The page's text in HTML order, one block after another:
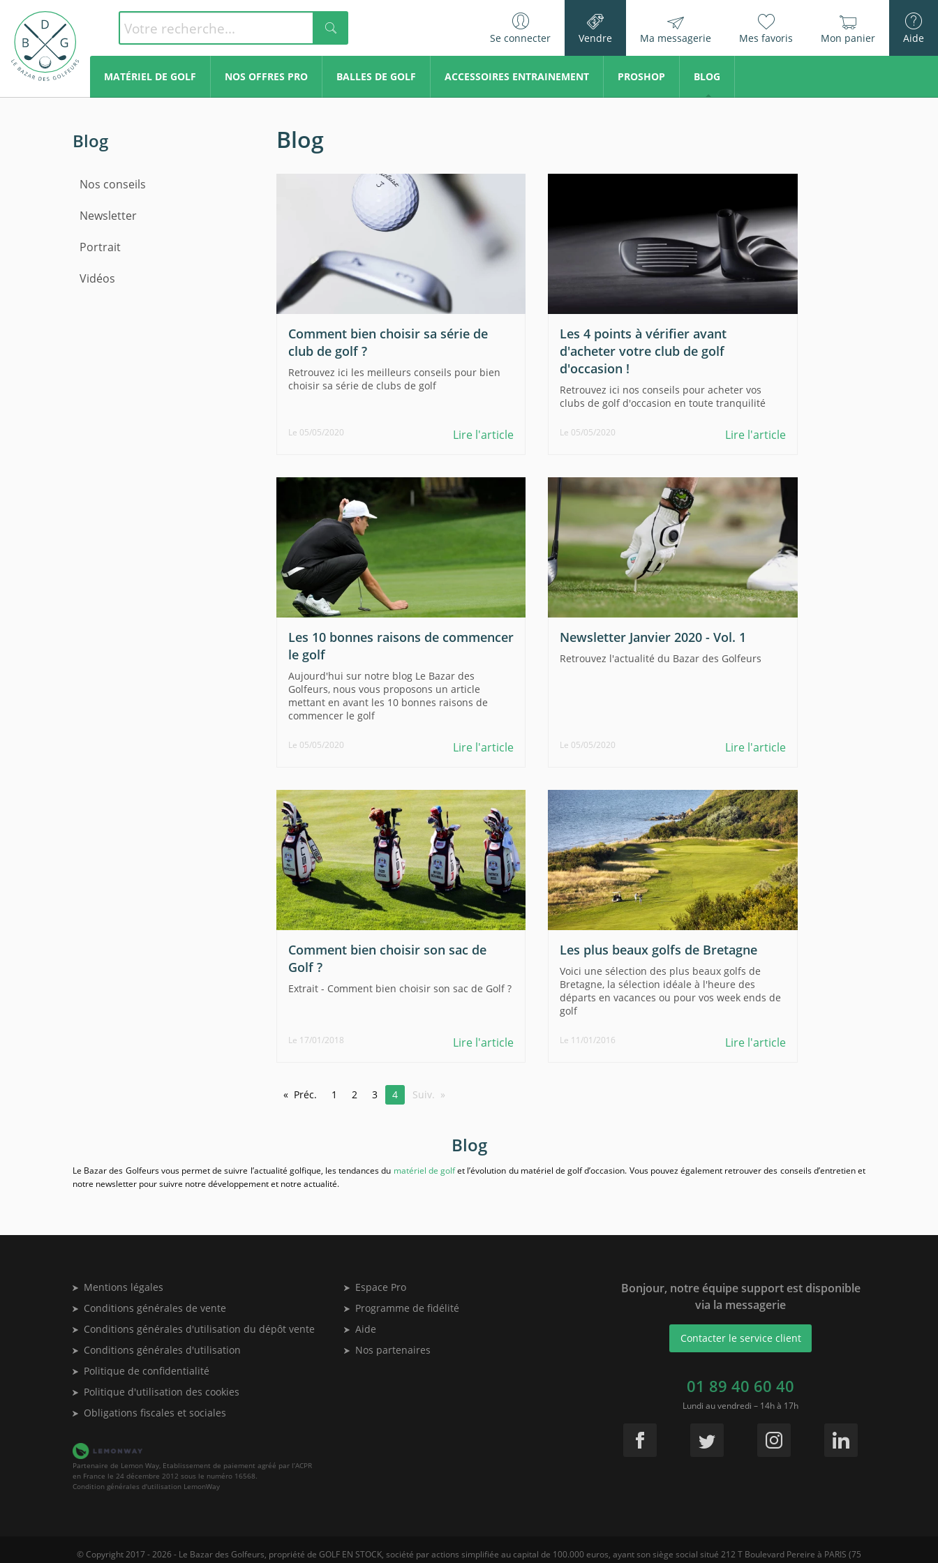
Se connecter Vendre Ma messagerie Mes favoris Mon panier Aide
MATÉRIEL DE GOLF NOS OFFRES PRO BALLES DE GOLF ACCESSOIRES ENTRAINEMENT PROSHOP BLOG
Blog
Nos conseils
Newsletter
Portrait
Vidéos
Blog
Comment bien choisir sa série de
club de golf ?
Retrouvez ici les meilleurs conseils pour bien
choisir sa série de clubs de golf
Le 05/05/2020 Lire l'article
Les 4 points à vérifier avant
d'acheter votre club de golf
d'occasion !
Retrouvez ici nos conseils pour acheter vos
clubs de golf d'occasion en toute tranquilité
Le 05/05/2020 Lire l'article
Les 10 bonnes raisons de commencer
le golf
Aujourd'hui sur notre blog Le Bazar des
Golfeurs, nous vous proposons un article
mettant en avant les 10 bonnes raisons de
commencer le golf
Le 05/05/2020 Lire l'article
Newsletter Janvier 2020 - Vol. 1
Retrouvez l'actualité du Bazar des Golfeurs
Le 05/05/2020 Lire l'article
Comment bien choisir son sac de
Golf ?
Extrait - Comment bien choisir son sac de Golf ?
Le 17/01/2018 Lire l'article
Les plus beaux golfs de Bretagne
Voici une sélection des plus beaux golfs de
Bretagne, la sélection idéale à l'heure des
départs en vacances ou pour vos week ends de
golf
Le 11/01/2016 Lire l'article
Préc. 1 2 3 4 Suiv.
Blog
Le Bazar des Golfeurs vous permet de suivre l’actualité golfique, les tendances du matériel de golfet l’évolution du matériel de golf d’occasion. Vous pouvez également retrouver des conseils d’entretien et
notre newsletter pour suivre notre développement et notre actualité.
Mentions légales
Conditions générales de vente
Conditions générales d'utilisation du dépôt vente
Conditions générales d'utilisation
Politique de confidentialité
Politique d'utilisation des cookies
Obligations fiscales et sociales
Espace Pro
Programme de fidélité
Aide
Nos partenaires
Partenaire de Lemon Way, Etablissement de paiement agréé par l’ACPR
en France le 24 décembre 2012 sous le numéro 16568.
Condition générales d'utilisation LemonWay
Bonjour, notre équipe support est disponible
via la messagerie
Contacter le service client
01 89 40 60 40
Lundi au vendredi – 14h à 17h
© Copyright 2017 - 2026 - Le Bazar des Golfeurs, propriété de GOLF EN STOCK, société par actions simplifiée au capital de 100.000 euros, ayant son siège social situé 212 T Boulevard Pereire à PARIS (75